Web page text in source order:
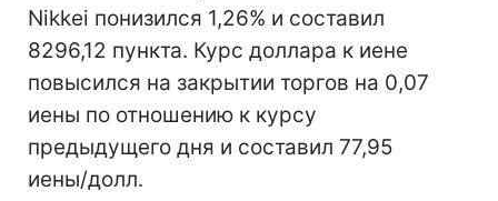
Nikkei понизился 1,26% и составил
8296,12 пункта. Курс доллара к иене
повысился на закрытии торгов на 0,07
иены по отношению к курсу
предыдущего дня и составил 77,95
иены/долл.